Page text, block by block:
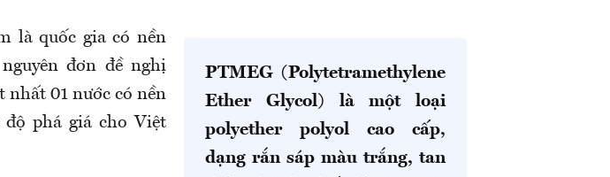
PTMEG (Polytetramethylene
Ether Glycol) là một loại
polyether polyol cao cấp,
dạng rắn sáp màu trắng, tan
là quốc gia có nền
đơn đề nghị
nhất 01 nước có nền
phá giá cho Việt